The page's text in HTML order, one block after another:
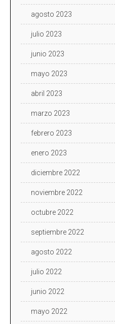
agosto 2023
julio 2023
junio 2023
mayo 2023
abril 2023
marzo 2023
febrero 2023
enero 2023
diciembre 2022
noviembre 2022
octubre 2022
septiembre 2022
agosto 2022
julio 2022
junio 2022
mayo 2022